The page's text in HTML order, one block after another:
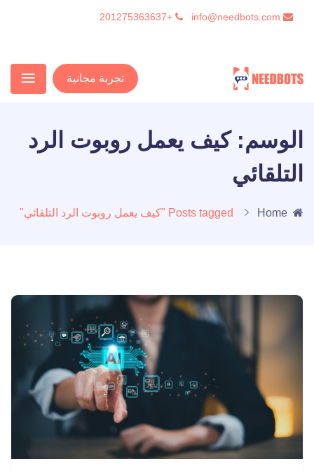
+201275363637
تجربة مجانية
الوسم:كيف يعمل روبوت الرد
التلقائي
Home Posts tagged "كيف يعمل روبوت الرد التلقائي"